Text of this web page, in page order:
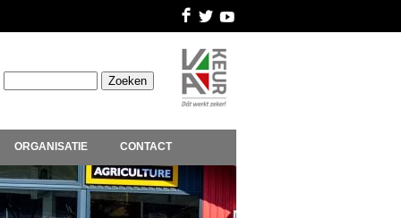
ORGANISATIE CONTACT